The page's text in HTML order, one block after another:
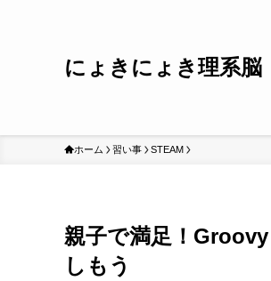
にょきにょき理系脳
ホーム 習い事 STEAM
親子で満足！
しもう